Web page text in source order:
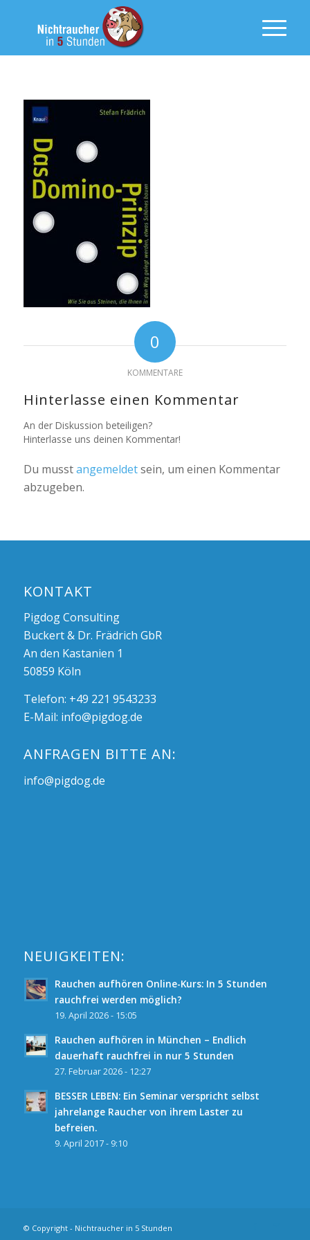
0
KOMMENTARE
Hinterlasse einen Kommentar
An der Diskussion beteiligen?
Hinterlasse uns deinen Kommentar!
Du musstangemeldetsein, um einen Kommentar
abzugeben.
KONTAKT
Pigdog Consulting
Buckert & Dr. Frädrich GbR
An den Kastanien 1
50859 Köln
Telefon: +49 221 9543233
E-Mail: info@pigdog.de
ANFRAGEN BITTE AN:
info@pigdog.de
NEUIGKEITEN:
Rauchen aufhören Online-Kurs: In 5 Stunden
rauchfrei werden möglich?
19. April 2026 - 15:05
Rauchen aufhören in München – Endlich
dauerhaft rauchfrei in nur 5 Stunden
27. Februar 2026 - 12:27
BESSER LEBEN: Ein Seminar verspricht selbst
jahrelange Raucher von ihrem Laster zu
befreien.
9. April 2017 - 9:10
© Copyright - Nichtraucher in 5 Stunden